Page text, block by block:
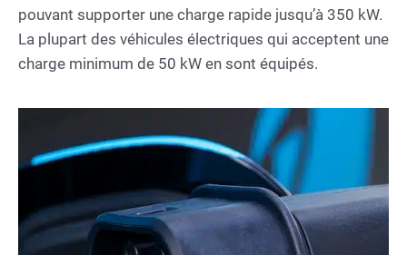
pouvant supporter une charge rapide jusqu’à 350 kW.
La plupart des véhicules électriques qui acceptent une
charge minimum de 50 kW en sont équipés.